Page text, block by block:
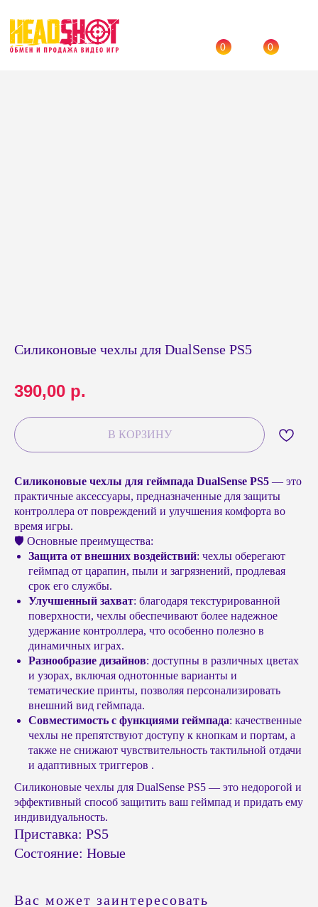
Назад → Каталог
Силиконовые чехлы для DualSense PS5
390,00 р.
В КОРЗИНУ
Силиконовые чехлы для геймпада DualSense PS5 — это
практичные аксессуары, предназначенные для защиты
контроллера от повреждений и улучшения комфорта во
время игры.
🛡️ Основные преимущества:
Защита от внешних воздействий: чехлы оберегают
геймпад от царапин, пыли и загрязнений, продлевая
срок его службы.
Улучшенный захват: благодаря текстурированной
поверхности, чехлы обеспечивают более надежное
удержание контроллера, что особенно полезно в
динамичных играх.
Разнообразие дизайнов: доступны в различных цветах
и узорах, включая однотонные варианты и
тематические принты, позволяя персонализировать
внешний вид геймпада.
Совместимость с функциями геймпада: качественные
чехлы не препятствуют доступу к кнопкам и портам, а
также не снижают чувствительность тактильной отдачи
и адаптивных триггеров .
Силиконовые чехлы для DualSense PS5 — это недорогой и
эффективный способ защитить ваш геймпад и придать ему
индивидуальность.
Приставка: PS5
Состояние: Новые
Вас может заинтересовать
© Headshot — 2024. Все права защищены
КАТАЛОГ ПОКУПАТЕЛЯМ
Приставки Xbox
Приставки и акссесуары
Nintendo Switch
Приставки PS4 / PS5
Игры Nintendo Switch
Доставка и оплата
Обмен и возврат
FAQ